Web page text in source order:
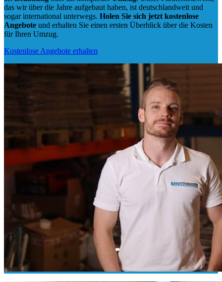
das wir über die Jahre aufgebaut haben, ist deutschlandweit und
sogar international unterwegs. Holen Sie sich jetzt kostenlose
Angebote und erhalten Sie einen ersten Überblick über die Kosten
für Ihren Umzug.
Kostenlose Angebote erhalten